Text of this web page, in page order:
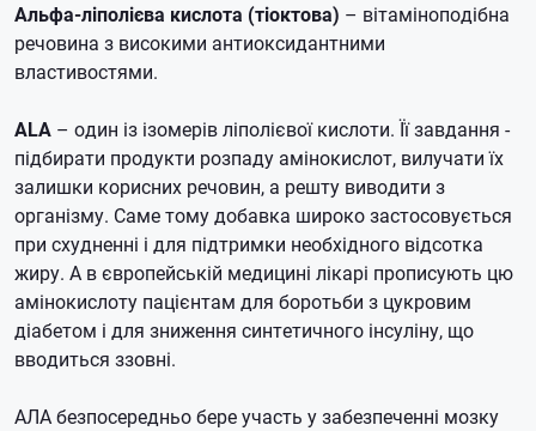
Альфа-ліполієва кислота (тіоктова) – вітаміноподібна
речовина з високими антиоксидантними
властивостями.
ALA – один із ізомерів ліполієвої кислоти.Її завдання -
підбирати продукти розпаду амінокислот, вилучати їх
залишки корисних речовин, а решту виводити з
організму. Саме тому добавка широко застосовується
при схудненні і для підтримки необхідного відсотка
жиру. А в європейській медицині лікарі прописують цю
амінокислоту пацієнтам для боротьби з цукровим
діабетом і для зниження синтетичного інсуліну, що
вводиться ззовні.
АЛА безпосередньо бере участь у забезпеченні мозку